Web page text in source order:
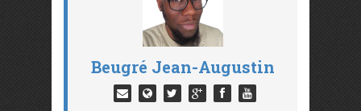
Beugré Jean-Augustin